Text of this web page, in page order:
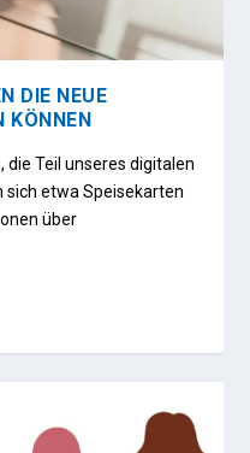
DIE NEUE
KÖNNEN
die Teil unseres digitalen
sich etwa Speisekarten
über